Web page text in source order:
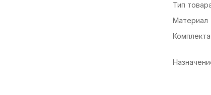
Тип
Материал